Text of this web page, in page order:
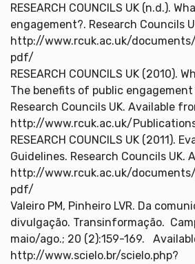
RESEARCH COUNCILS UK (n.d.).
engagement?. Research Councils
http://www.rcuk.ac.uk/
pdf/
RESEARCH COUNCILS UK (2010).
The benefits of public
Research Councils UK. Available
http://www.rcuk.ac.uk/
RESEARCH COUNCILS UK (2011).
Guidelines. Research Councils UK.
http://www.rcuk.ac.uk/
pdf/
Valeiro PM, Pinheiro LVR. Da
divulgação. Transinformação.
maio/ago.; 20 (2):159-169.
http://www.scielo.br/scielo.php?